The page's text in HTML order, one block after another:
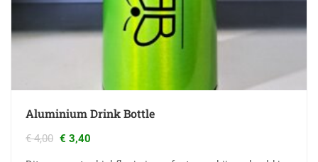
Aluminium Drink Bottle
€4,00 € 3,40